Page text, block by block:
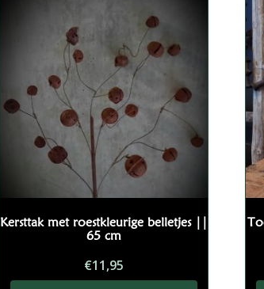
Kersttak met roestkleurige belletjes ||
65 cm
€11,95